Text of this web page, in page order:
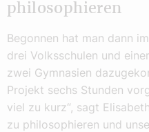
philosophieren
Begonnen hat man dann
drei Volksschulen und
zwei Gymnasien
Projekt sechs Stunden
viel zu kurz“, sagt
zu philosophieren und